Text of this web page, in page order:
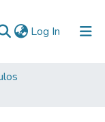
Log In (current)